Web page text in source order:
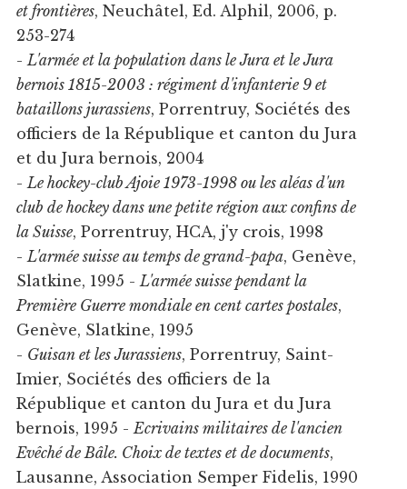
et frontières, Neuchâtel, Ed. Alphil, 2006, p.
253-274
- L'armée et la population dans le Jura et le Jura
bernois 1815-2003 : régiment d'infanterie 9 et
bataillons jurassiens, Porrentruy, Sociétés des
officiers de la République et canton du Jura
et du Jura bernois, 2004
- Le hockey-club Ajoie 1973-1998 ou les aléas d'un
club de hockey dans une petite région aux confins de
la Suisse, Porrentruy, HCA, j'y crois, 1998
- L'armée suisse au temps de grand-papa, Genève,
Slatkine, 1995 - L'armée suisse pendant la
Première Guerre mondiale en cent cartes postales,
Genève, Slatkine, 1995
- Guisan et les Jurassiens, Porrentruy, Saint-
Imier, Sociétés des officiers de la
République et canton du Jura et du Jura
bernois, 1995 - Ecrivains militaires de l'ancien
Evêché de Bâle. Choix de textes et de documents,
Lausanne, Association Semper Fidelis, 1990